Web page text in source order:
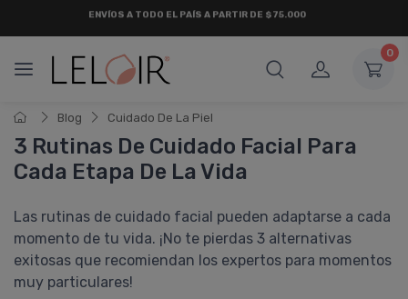
¡ HASTA 6 CUOTAS SIN INTERÉSY 18 CUOTAS FIJAS !
0
Blog Cuidado De La Piel
3 Rutinas De Cuidado Facial Para
Cada Etapa De La Vida
Las rutinas de cuidado facial pueden adaptarse a cada
momento de tu vida. ¡No te pierdas 3 alternativas
exitosas que recomiendan los expertos para momentos
muy particulares!